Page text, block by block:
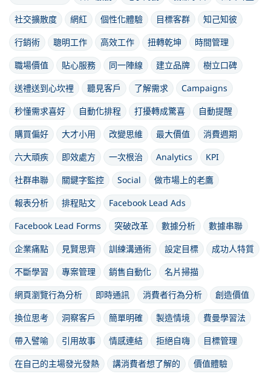
社交擴散度
網紅 個性化體驗 目標客群
知己知彼
行銷術
聰明工作 高效工作 扭轉乾坤
時間管理
職場價值
貼心服務 同一陣線 建立品牌
樹立口碑
送禮送到心坎裡
聽見客戶 了解需求
Campaigns
秒懂需求喜好
自動化排程 打擾轉成驚喜
自動提醒
購買偏好
大才小用 改變思維 最大價值
消費週期
六大頑疾
即效處方 一次根治 Analytics
KPI
社群串聯
關鍵字監控 Social
做市場上的老鷹
報表分析
排程貼文
Facebook Lead Ads
Facebook Lead Forms
突破改革 數據分析
數據串聯
企業痛點
見賢思齊 訓練溝通術 設定目標
成功人特質
不斷學習
專案管理 銷售自動化
名片掃描
網頁瀏覽行為分析
即時通訊 消費者行為分析
創造價值
換位思考
洞察客戶 簡單明確 製造情境
費曼學習法
帶入譬喻
引用故事 情感連結 拒絕自嗨
目標管理
在自己的主場發光發熱
講消費者想了解的
價值體驗